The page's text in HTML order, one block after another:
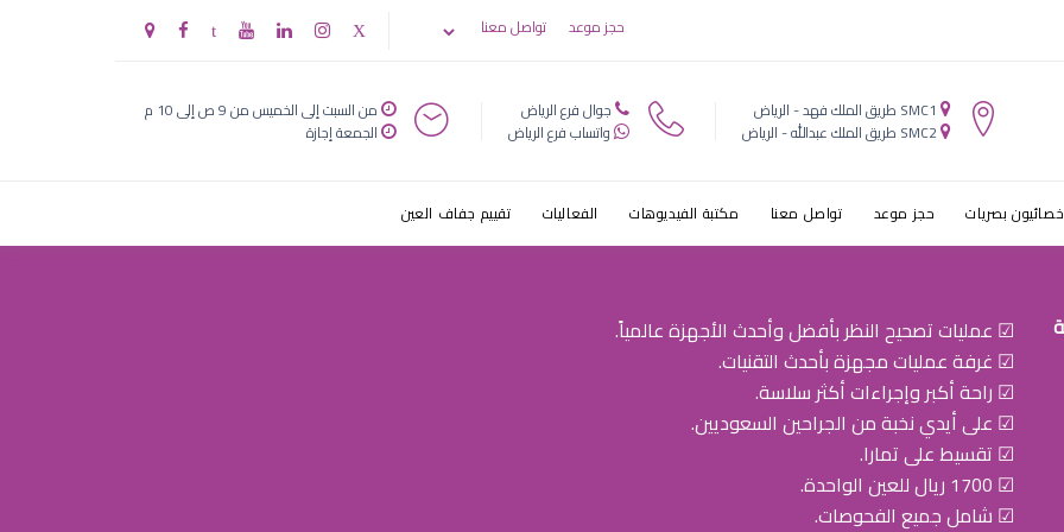
تحت العين للاطفال
حجز موعد تواصل معنا
SMC1 طريق الملك فهد - الرياض
SMC2 طريق الملك عبدالله - الرياض
جوال فرع الرياض
واتساب فرع الرياض
من السبت إلى الخميس من 9 ص إلى 10 م
الجمعة إجازة
بصريات حجز موعد تواصل معنا مكتبة الفيديوهات الفعاليات تقييم جفاف العين
☑ عمليات تصحيح النظر بأفضل وأحدث الأجهزة عالمياً.
☑ غرفة عمليات مجهزة بأحدث التقنيات.
☑ راحة أكبر وإجراءات أكثر سلاسة.
☑ على أيدي نخبة من الجراحين السعوديين.
☑ تقسيط على تمارا.
☑ 1700 ريال للعين الواحدة.
☑ شامل جميع الفحوصات.